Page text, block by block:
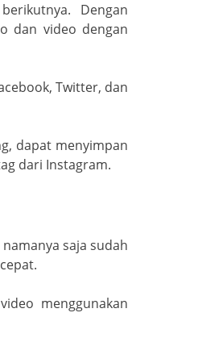
Dengan
dan video dengan
Twitter, dan
dapat menyimpan
dari Instagram.
saja sudah
menggunakan